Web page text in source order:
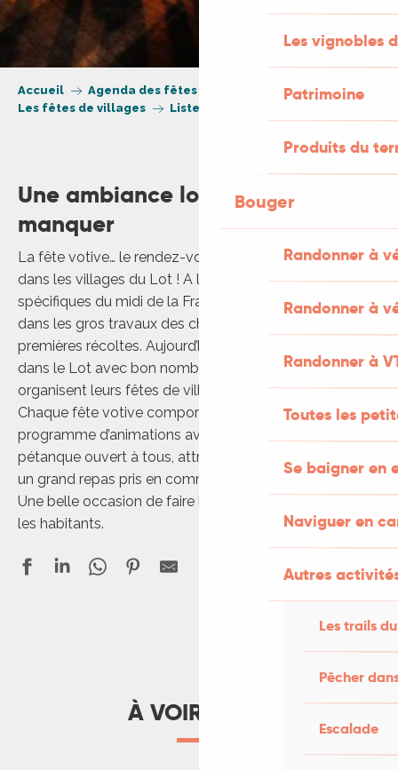
Les vignobles
Patrimoine
Produits du
Bouger
Randonner à
Randonner à
Randonner à
Toutes les
Se baigner en
Naviguer en
Autres
Les trails
Pêcher
Escalade
Accueil
Agenda des fêtes et manifestations
Les fêtes de villages
Liste des fêtes votives
Une ambiance locale à ne pas
manquer
La fête votive… le rendez-vous incontournable de l’été
dans les villages du Lot ! A l’origine, ces fêtes
spécifiques du midi de la France marquaient une trêve
dans les gros travaux des champs ou la joie des
premières récoltes. Aujourd’hui, la tradition se poursuit
dans le Lot avec bon nombre de communes qui
organisent leurs fêtes de village sur un week-end.
Chaque fête votive comporte généralement un
programme d’animations avec entre autre concours de
pétanque ouvert à tous, attractions foraines et surtout
un grand repas pris en commun avec soirée dansante.
Une belle occasion de faire la fête et de partager avec
les habitants.
Fête votive de Saint-Daunès
Fête de Montdoumerc
À VOIR AUSSI